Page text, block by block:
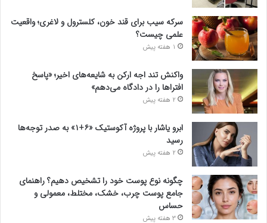
سرکه سیب برای قند خون، کلسترول و لاغری؛ واقعیت
علمی چیست؟
1 هفته پیش
واکنش تند اجه ارکن به شایعه‌های اخیر؛ «پاسخ
افتراها را در دادگاه می‌دهم»
2 هفته پیش
ابرو یاشار با پروژه آکوستیک «۶+۱» به صدر توجه‌ها
رسید
2 هفته پیش
چگونه نوع پوست خود را تشخیص دهیم؟ راهنمای
جامع پوست چرب، خشک، مختلط، معمولی و
حساس
3 هفته پیش